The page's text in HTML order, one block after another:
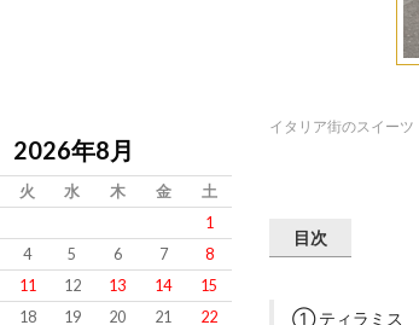
イタリア街のスイーツ
目次
① ティラミス
2026年8月
火 水 木 金
土
1
4 5 6 7
8
11 12 13 14
15
18 19 20 21
22